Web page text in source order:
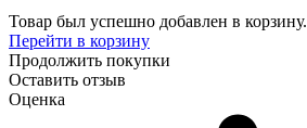
Товар был успешно добавлен в корзину.
Перейти в корзину
Продолжить покупки
Оставить отзыв
Оценка